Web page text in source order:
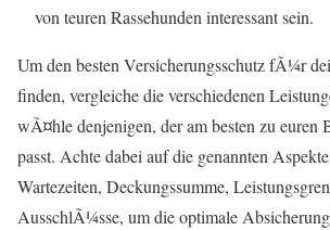
von teuren Rassehunden interessant sein.
Um den besten Versicherungsschutz fÃ¼r
finden, vergleiche die verschiedenen
wÃ¤hle denjenigen, der am besten zu euren
passt. Achte dabei auf die genannten
Wartezeiten, Deckungssumme,
AusschlÃ¼sse, um die optimale